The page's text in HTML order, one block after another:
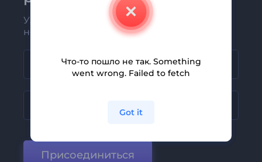
Узнавайте о последних новостях и
новых предложениях первыми
Присоединиться
Что-то пошло не так. Something
went wrong. Failed to fetch
Got it